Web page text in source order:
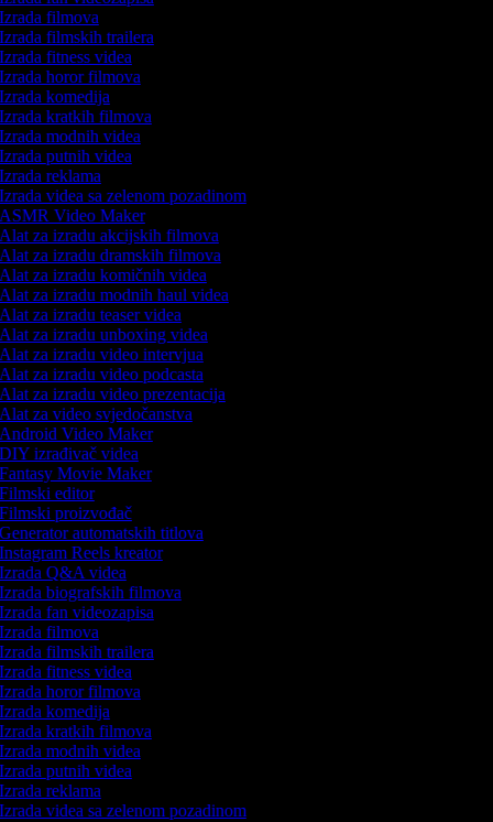
filmova
filmskih trailera
fitness videa
horor filmova
komedija
kratkih filmova
modnih videa
putnih videa
reklama
videa sa zelenom pozadinom
Video Maker
za izradu akcijskih filmova
za izradu dramskih filmova
za izradu komičnih videa
za izradu modnih haul videa
za izradu teaser videa
za izradu unboxing videa
za izradu video intervjua
za izradu video podcasta
za izradu video prezentacija
za video svjedočanstva
Video Maker
izrađivač videa
Movie Maker
editor
proizvođač
automatskih titlova
Reels kreator
Q&A videa
biografskih filmova
fan videozapisa
filmova
filmskih trailera
fitness videa
horor filmova
komedija
kratkih filmova
modnih videa
putnih videa
reklama
videa sa zelenom pozadinom